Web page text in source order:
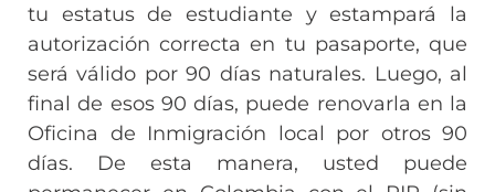
tu estatus de estudiante y estampará la
autorización correcta en tu pasaporte, que
será válido por 90 días naturales. Luego, al
final de esos 90 días, puede renovarla en la
Oficina de Inmigración local por otros 90
días. De esta manera, usted puede